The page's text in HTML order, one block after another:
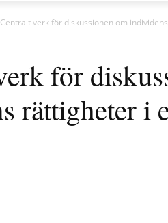
Centralt verk för diskussionen om
för
rättigheter i